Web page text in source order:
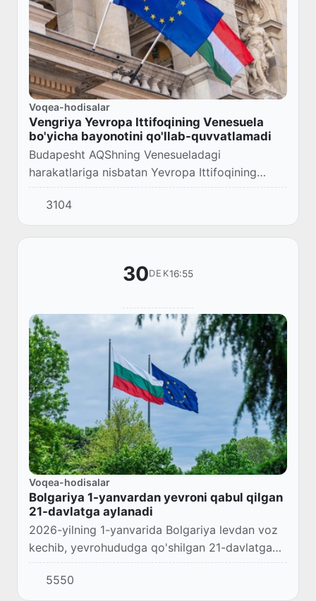
Voqea-hodisalar
Vengriya Yevropa Ittifoqining Venesuela
bo'yicha bayonotini qo'llab-quvvatlamadi
Budapesht AQShning Venesueladagi
harakatlariga nisbatan Yevropa Ittifoqining
umumiy pozitsiyasini to'sqinlik qildi.
3104
30DEK16:55
Voqea-hodisalar
Bolgariya 1-yanvardan yevroni qabul qilgan
21-davlatga aylanadi
2026-yilning 1-yanvarida Bolgariya levdan voz
kechib, yevrohududga qo'shilgan 21-davlatga
aylanadi.
5550